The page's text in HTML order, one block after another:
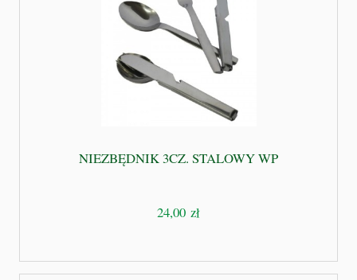
NIEZBĘDNIK 3CZ. STALOWY WP
24,00 zł